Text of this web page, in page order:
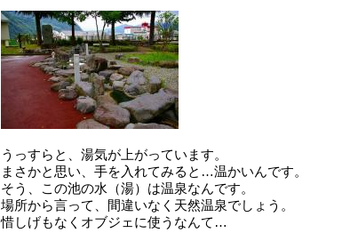
うっすらと、湯気が上がっています。
まさかと思い、手を入れてみると…温かいんです。
そう、この池の水（湯）は温泉なんです。
場所から言って、間違いなく天然温泉でしょう。
惜しげもなくオブジェに使うなんて…